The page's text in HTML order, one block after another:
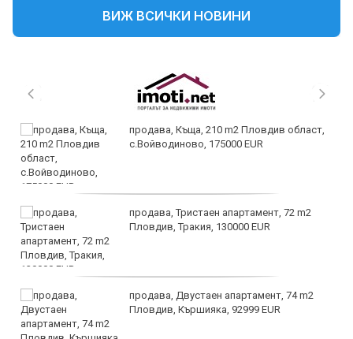
ВИЖ ВСИЧКИ НОВИНИ
продава, Къща, 210 m2 Пловдив област,
с.Войводиново, 175000 EUR
продава, Тристаен апартамент, 72 m2
Пловдив, Тракия, 130000 EUR
продава, Двустаен апартамент, 74 m2
Пловдив, Кършияка, 92999 EUR